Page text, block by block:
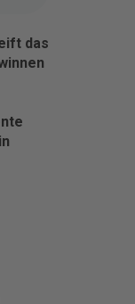
das